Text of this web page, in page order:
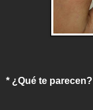
* ¿Qué te parecen?